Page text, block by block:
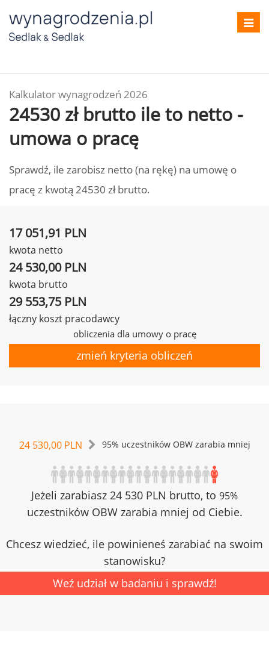
Kalkulator wynagrodzeń 2026
24530 zł brutto ile to netto -
umowa o pracę
Sprawdź, ile zarobisz netto (na rękę) na umowę o
pracę z kwotą 24530 zł brutto.
17 051,91 PLN
kwota netto
24 530,00 PLN
kwota brutto
29 553,75 PLN
łączny koszt pracodawcy
obliczenia dla umowy o pracę
zmień kryteria obliczeń
24 530,00 PLN 95% uczestników OBW zarabia mniej
Jeżeli zarabiasz 24 530 PLN brutto, to 95%
uczestników OBW zarabia mniej od Ciebie.
Chcesz wiedzieć, ile powinieneś zarabiać na swoim
stanowisku?
Weź udział w badaniu i sprawdź!